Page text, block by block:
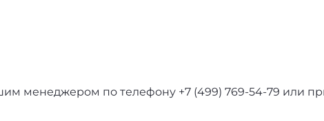
менеджером по телефону +7 (499) 769-54-79 или